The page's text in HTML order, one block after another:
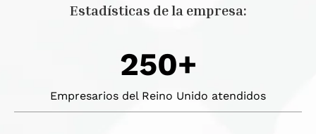
Estadísticas de la empresa:
250+
Empresarios del Reino Unido atendidos